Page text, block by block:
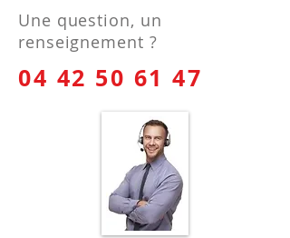
Une question, un
renseignement ?
04 42 50 61 47